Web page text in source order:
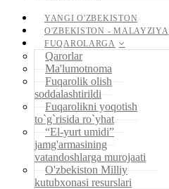
YANGI O'ZBEKISTON
O'ZBEKISTON - MALAYZIYA
FUQAROLARGA
Qarorlar
Ma'lumotnoma
Fuqarolik olish
soddalashtirildi
Fuqarolikni yoqotish
to`g`risida ro`yhat
“El-yurt umidi”
jamg'armasining
vatandoshlarga murojaati
O'zbekiston Milliy
kutubxonasi resurslari